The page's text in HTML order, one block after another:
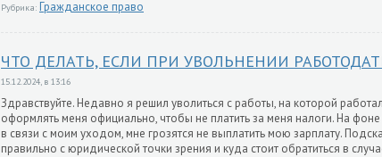
Рубрика: Гражданское право
ЧТО ДЕЛАТЬ, ЕСЛИ ПРИ УВОЛЬНЕНИИ
15.12.2024, в 13:16
Здравствуйте. Недавно я решил уволиться с работы, на которой
оформлять меня официально, чтобы не платить за меня налоги. На
в связи с моим уходом, мне грозятся не выплатить мою зарплату.
правильно с юридической точки зрения и куда стоит обратиться в